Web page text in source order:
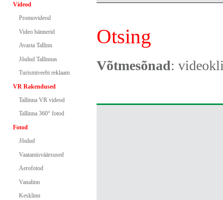
Videod
Promovideod
Video bännerid
Avasta Tallinn
Jõulud Tallinnas
Turismiveebi reklaam
VR Rakendused
Tallinna VR videod
Tallinna 360° fotod
Fotod
Jõulud
Vaatamisväärsused
Aerofotod
Vanalinn
Kesklinn
Otsing
Võtmesõnad: